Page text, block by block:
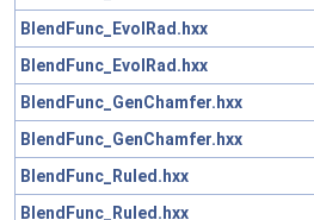
BlendFunc_EvolRad.hxx
BlendFunc_EvolRad.hxx
BlendFunc_GenChamfer.hxx
BlendFunc_GenChamfer.hxx
BlendFunc_Ruled.hxx
BlendFunc_Ruled.hxx